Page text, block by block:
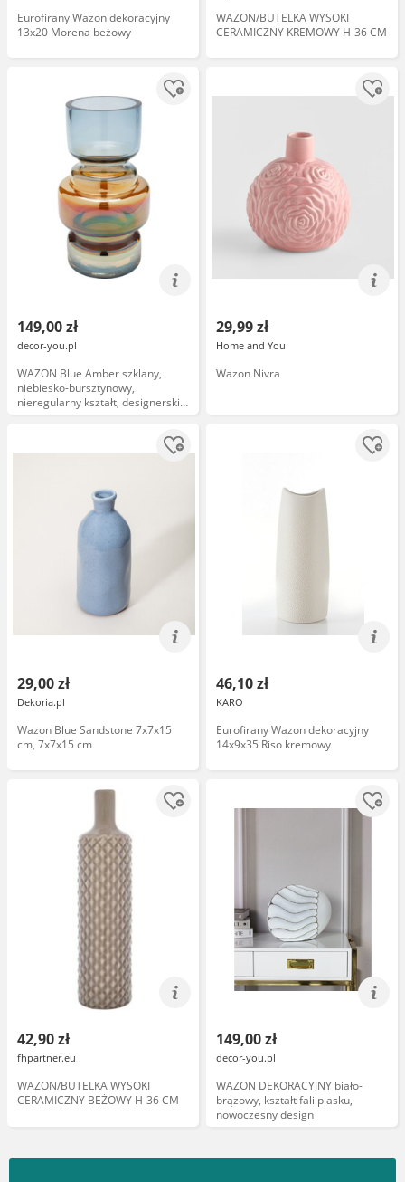
Eurofirany Wazon dekoracyjny
13x20 Morena beżowy
WAZON/BUTELKA WYSOKI
CERAMICZNY KREMOWY H-36 CM
149,00 zł
decor-you.pl
WAZON Blue Amber szklany,
niebiesko-bursztynowy,
nieregularny kształt, designerski
styl
29,99 zł
Home and You
Wazon Nivra
29,00 zł
Dekoria.pl
Wazon Blue Sandstone 7x7x15
cm, 7x7x15 cm
46,10 zł
KARO
Eurofirany Wazon dekoracyjny
14x9x35 Riso kremowy
42,90 zł
fhpartner.eu
WAZON/BUTELKA WYSOKI
CERAMICZNY BEŻOWY H-36 CM
149,00 zł
decor-you.pl
WAZON DEKORACYJNY biało-
brązowy, kształt fali piasku,
nowoczesny design